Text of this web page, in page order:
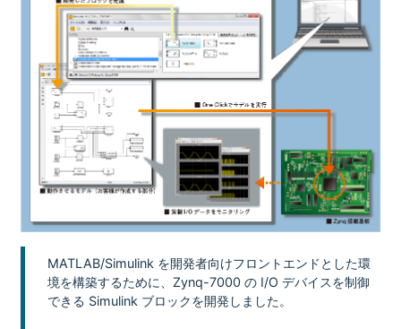
MATLAB/Simulink を開発者向けフロントエンドとした環
境を構築するために、Zynq-7000 の I/O デバイスを制御
できる Simulink ブロックを開発しました。